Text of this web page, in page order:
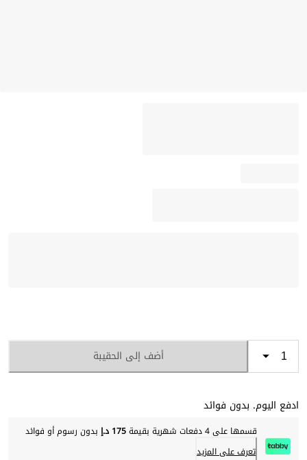
أضف إلى الحقيبة
ادفع اليوم. بدون فوائد
قسمها على 4 دفعات شهرية بقيمة 175 د.إ
بدون رسوم أو فوائد
تعرف على المزيد